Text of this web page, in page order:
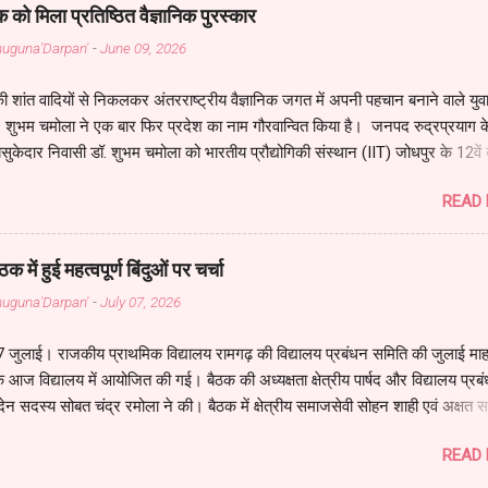
सौदा कर न सकूँगा , मैं खुद से धोखा कर न सकूँगा। इसके सहारे जीता हूँ मैं , इससे
ये मेरी पहचान है , मेरे गौरव की ये निशा...
मिला प्रतिष्ठित वैज्ञानिक पुरस्कार
-June 09, 2026
शांत वादियों से निकलकर अंतरराष्ट्रीय वैज्ञानिक जगत में अपनी पहचान बनाने वाले युवा
शुभम चमोला ने एक बार फिर प्रदेश का नाम गौरवान्वित किया है। जनपद रुद्रप्रयाग
निवासी डॉ. शुभम चमोला को भारतीय प्रौद्योगिकी संस्थान (IIT) जोधपुर के 12वें
गया। डॉ. शुभम IIT जोधपुर के भौतिकी विभाग (Department of Physics) के
हैं। यह प्रतिष्ठित सम्मान उन्हें भारतीय अंतरिक्ष अनुसंधान संगठन (ISRO) के पूर्व अध्यक्ष
तथा भारतीय विशिष्ट पहचान प्राधिकरण (UIDAI) के अध्यक्ष एवं एक्सिस बैंक के मुख्य
नीलकंठ मिश्रा द्वारा प्रदान किया गया। समारोह में IIT जोधपुर के निदेशक प्रो.
और उपनिदेशक प्रो. भबानी कुमार सतपथी सहित संस्थान के वरिष्ठ शिक्षकों एवं
READ
में हुई महत्वपूर्ण बिंदुओं पर चर्चा
-July 07, 2026
जुलाई। राजकीय प्राथमिक विद्यालय रामगढ़ की विद्यालय प्रबंधन समिति की जुलाई माह
विद्यालय में आयोजित की गई। बैठक की अध्यक्षता क्षेत्रीय पार्षद और विद्यालय
सदस्य सोबत चंद्र रमोला ने की। बैठक में क्षेत्रीय समाजसेवी सोहन शाही एवं अक्षत
की न्यून उपस्थिति, अपार आईडी तथा विद्यालय विकास से संबंधित विभिन्न बिंदुओं पर
READ